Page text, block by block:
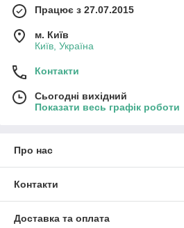
Працює з 27.07.2015
м. Київ
Київ, Україна
Контакти
Сьогодні вихідний
Показати весь графік роботи
Про нас
Контакти
Доставка та оплата